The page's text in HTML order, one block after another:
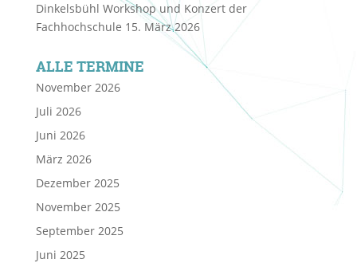
Dinkelsbühl Workshop und Konzert der
Fachhochschule 15. März 2026
ALLE TERMINE
November 2026
Juli 2026
Juni 2026
März 2026
Dezember 2025
November 2025
September 2025
Juni 2025